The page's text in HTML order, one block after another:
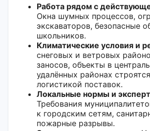
Работа рядом с
Окна шумных процессов,
экскаваторов, безопасные
школьников.
Климатические условия и
снеговых и ветровых
заносов, объекты в
удалённых районах
логистикой поставок.
Локальные нормы и
Требования
к городским сетям,
пожарные разрывы.